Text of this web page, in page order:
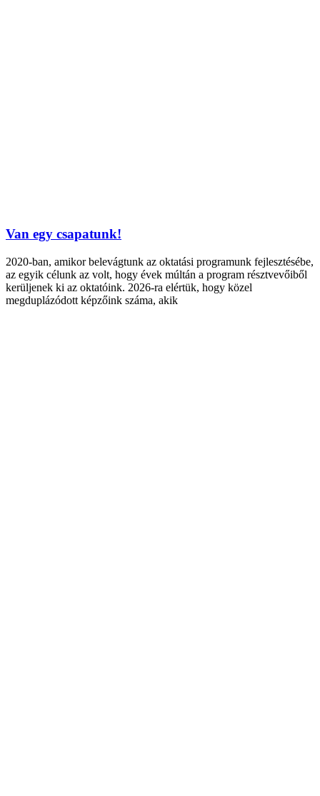
Van egy csapatunk!
2020-ban, amikor belevágtunk az oktatási programunk fejlesztésébe,
az egyik célunk az volt, hogy évek múltán a program résztvevőiből
kerüljenek ki az oktatóink. 2026-ra elértük, hogy közel
megduplázódott képzőink száma, akik